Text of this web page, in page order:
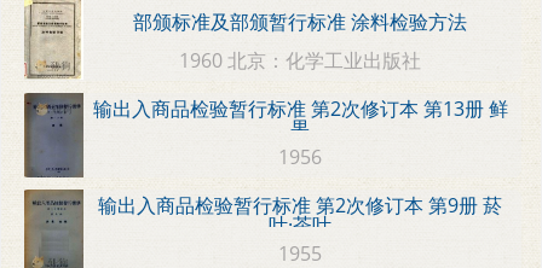
部颁标准及部颁暂行标准 涂料检验方法
1960 北京：化学工业出版社
输出入商品检验暂行标准 第2次修订本 第13册 鲜
果
1956
输出入商品检验暂行标准 第2次修订本 第9册 菸
叶·茶叶
1955